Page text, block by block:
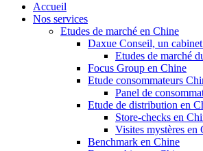
Accueil
Nos services
Etudes de marché en Chine
Daxue Conseil, un
Etudes de marché
Focus Group en Chine
Etude consommateurs
Panel de
Etude de distribution en
Store-checks en
Visites mystères en
Benchmark en Chine